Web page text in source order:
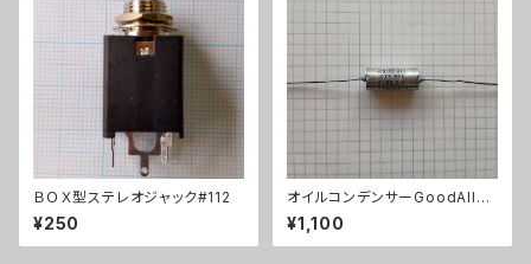
ＢＯＸ型ステレオジャック#112
¥250
オイルコンデンサーGoodAll
0.033uF【在庫限り】
¥1,100